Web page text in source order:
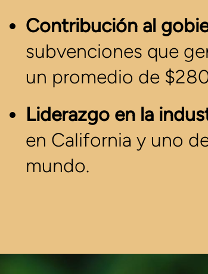
Contribución al
subvenciones que
un promedio de
Liderazgo en la
en California y uno
mundo.